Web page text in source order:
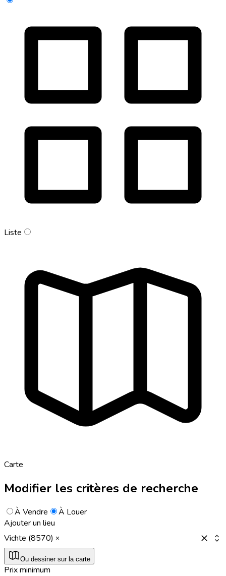
Liste
Carte
Modifier les critères de recherche
À Vendre
À Louer
Ajouter un lieu
Vichte (8570)
Ou dessiner sur la carte
Prix minimum